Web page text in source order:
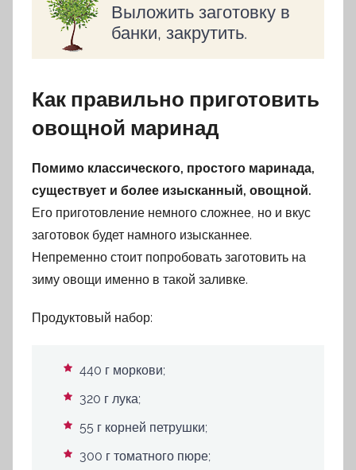
Выложить заготовку в
банки, закрутить.
Как правильно приготовить
овощной маринад
Помимо классического, простого маринада,
существует и более изысканный, овощной.
Его приготовление немного сложнее, но и вкус
заготовок будет намного изысканнее.
Непременно стоит попробовать заготовить на
зиму овощи именно в такой заливке.
Продуктовый набор:
440 г моркови;
320 г лука;
55 г корней петрушки;
300 г томатного пюре;